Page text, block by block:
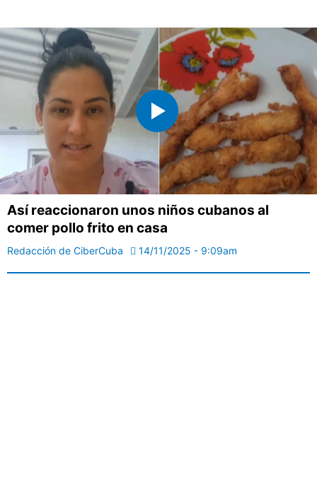
Así reaccionaron unos niños cubanos al
comer pollo frito en casa
Redacción de CiberCuba 14/11/2025 - 9:09am